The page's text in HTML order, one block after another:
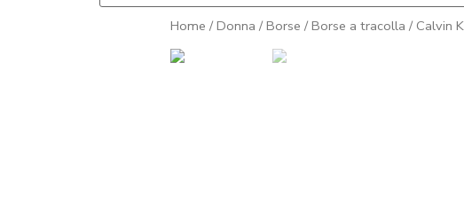
Home / Donna / Borse / Borse a tracolla / Calvin